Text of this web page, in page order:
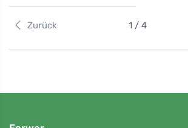
Zurück 1 / 4